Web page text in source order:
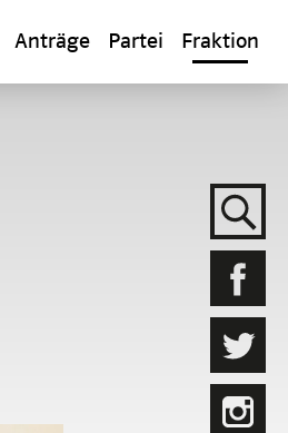
Anträge Partei Fraktion